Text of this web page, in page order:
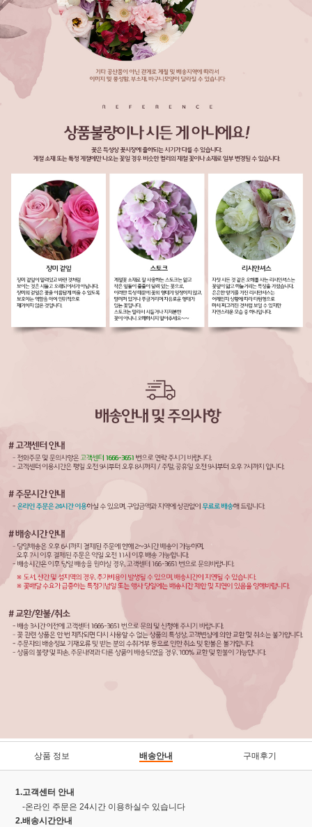
상품 정보 배송안내 구매후기
1.고객센터 안내
-온라인 주문은 24시간 이용하실수 있습니다
2.배송시간안내